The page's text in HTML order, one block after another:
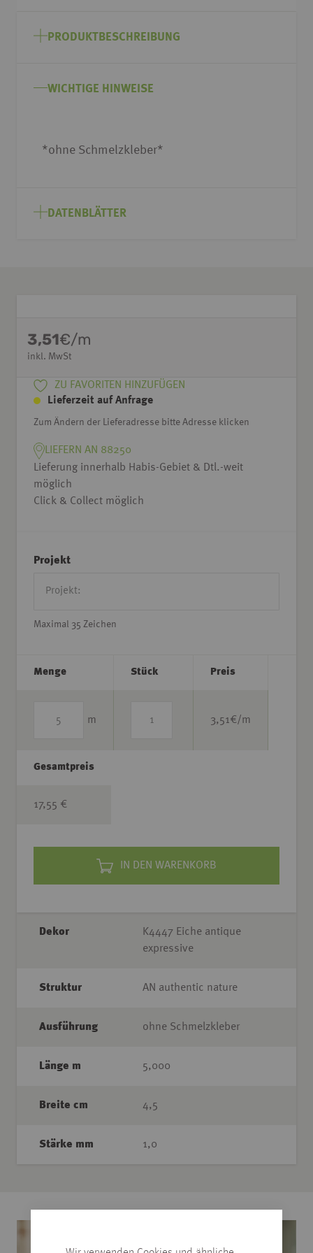
Anfang
springen
PRODUKTBESCHREIBUNG
WICHTIGE HINWEISE
*ohne Schmelzkleber*
DATENBLÄTTER
3,51€/m
inkl. MwSt
ZU FAVORITEN HINZUFÜGEN
Lieferzeit auf Anfrage
Zum Ändern der Lieferadresse bitte Adresse klicken
LIEFERN AN 88250
Lieferung innerhalb Habis-Gebiet & Dtl.-weit
möglich
Click & Collect möglich
Projekt
Maximal 35 Zeichen
Menge
m
Stück Preis
3,51€/m
Gesamtpreis
17,55 €
IN DEN WARENKORB
Dekor
K4447 Eiche antique
expressive
Struktur AN authentic nature
Ausführung ohne Schmelzkleber
Länge m 5,000
Breite cm 4,5
Stärke mm 1,0